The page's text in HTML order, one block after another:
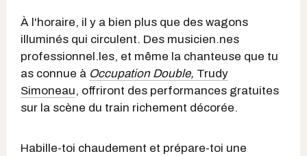
À l'horaire, il y a bien plus que des wagons
illuminés qui circulent. Des musicien.nes
professionnel.les, et même la chanteuse que tu
as connue à Occupation Double, Trudy
Simoneau, offriront des performances gratuites
sur la scène du train richement décorée.
Habille-toi chaudement et prépare-toi une